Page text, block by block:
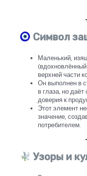
Символ
Маленький,
верхней части
Он выполнен в
в глаза, но
доверия к
Этот элемент
значение,
потребителем.
Узоры и